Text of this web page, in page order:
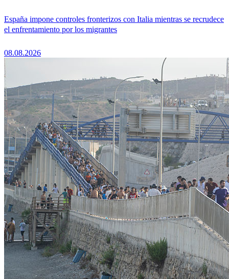
España impone controles fronterizos con Italia mientras se recrudece
el enfrentamiento por los migrantes
08.08.2026